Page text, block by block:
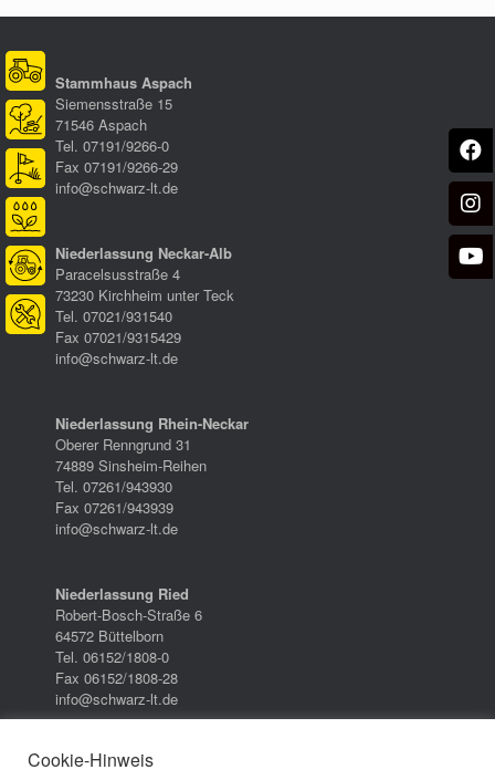
Stammhaus Aspach
Siemensstraße 15
71546 Aspach
Tel. 07191/9266-0
Fax 07191/9266-29
info@schwarz-lt.de
Niederlassung Neckar-Alb
Paracelsusstraße 4
73230 Kirchheim unter Teck
Tel. 07021/931540
Fax 07021/9315429
info@schwarz-lt.de
Niederlassung Rhein-Neckar
Oberer Renngrund 31
74889 Sinsheim-Reihen
Tel. 07261/943930
Fax 07261/943939
info@schwarz-lt.de
Niederlassung Ried
Robert-Bosch-Straße 6
64572 Büttelborn
Tel. 06152/1808-0
Fax 06152/1808-28
info@schwarz-lt.de
Cookie-Hinweis